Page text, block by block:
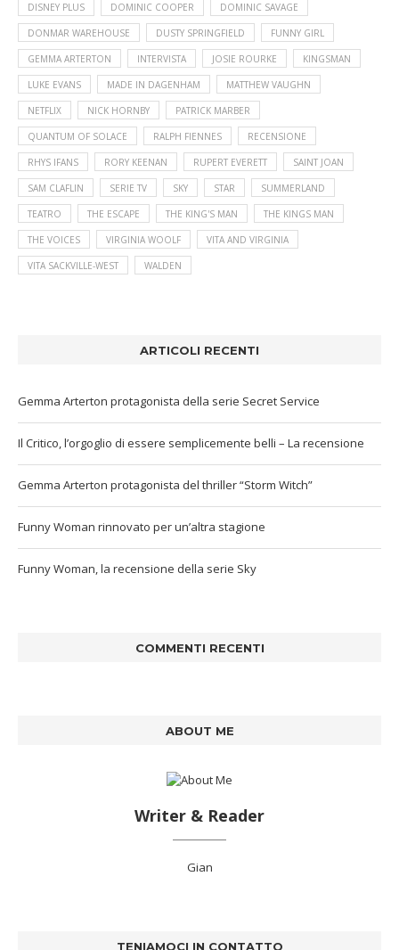
DISNEY PLUS DOMINIC COOPER DOMINIC SAVAGE
DONMAR WAREHOUSE DUSTY SPRINGFIELD FUNNY GIRL
GEMMA ARTERTON INTERVISTA JOSIE ROURKE KINGSMAN
LUKE EVANS MADE IN DAGENHAM MATTHEW VAUGHN
NETFLIX NICK HORNBY PATRICK MARBER
QUANTUM OF SOLACE RALPH FIENNES RECENSIONE
RHYS IFANS RORY KEENAN RUPERT EVERETT SAINT JOAN
SAM CLAFLIN SERIE TV SKY STAR SUMMERLAND
TEATRO THE ESCAPE THE KING'S MAN THE KINGS MAN
THE VOICES VIRGINIA WOOLF VITA AND VIRGINIA
VITA SACKVILLE-WEST WALDEN
ARTICOLI RECENTI
Gemma Arterton protagonista della serie Secret Service
Il Critico, l’orgoglio di essere semplicemente belli – La recensione
Gemma Arterton protagonista del thriller “Storm Witch”
Funny Woman rinnovato per un’altra stagione
Funny Woman, la recensione della serie Sky
COMMENTI RECENTI
ABOUT ME
Writer & Reader
Gian
TENIAMOCI IN CONTATTO